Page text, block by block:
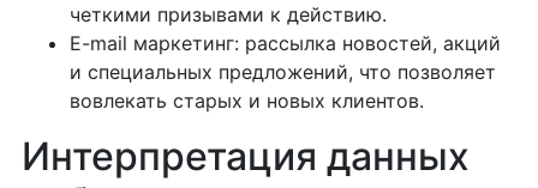
четкими призывами к действию.
E-mail маркетинг: рассылка новостей, акций
и специальных предложений, что позволяет
вовлекать старых и новых клиентов.
Интерпретация данных